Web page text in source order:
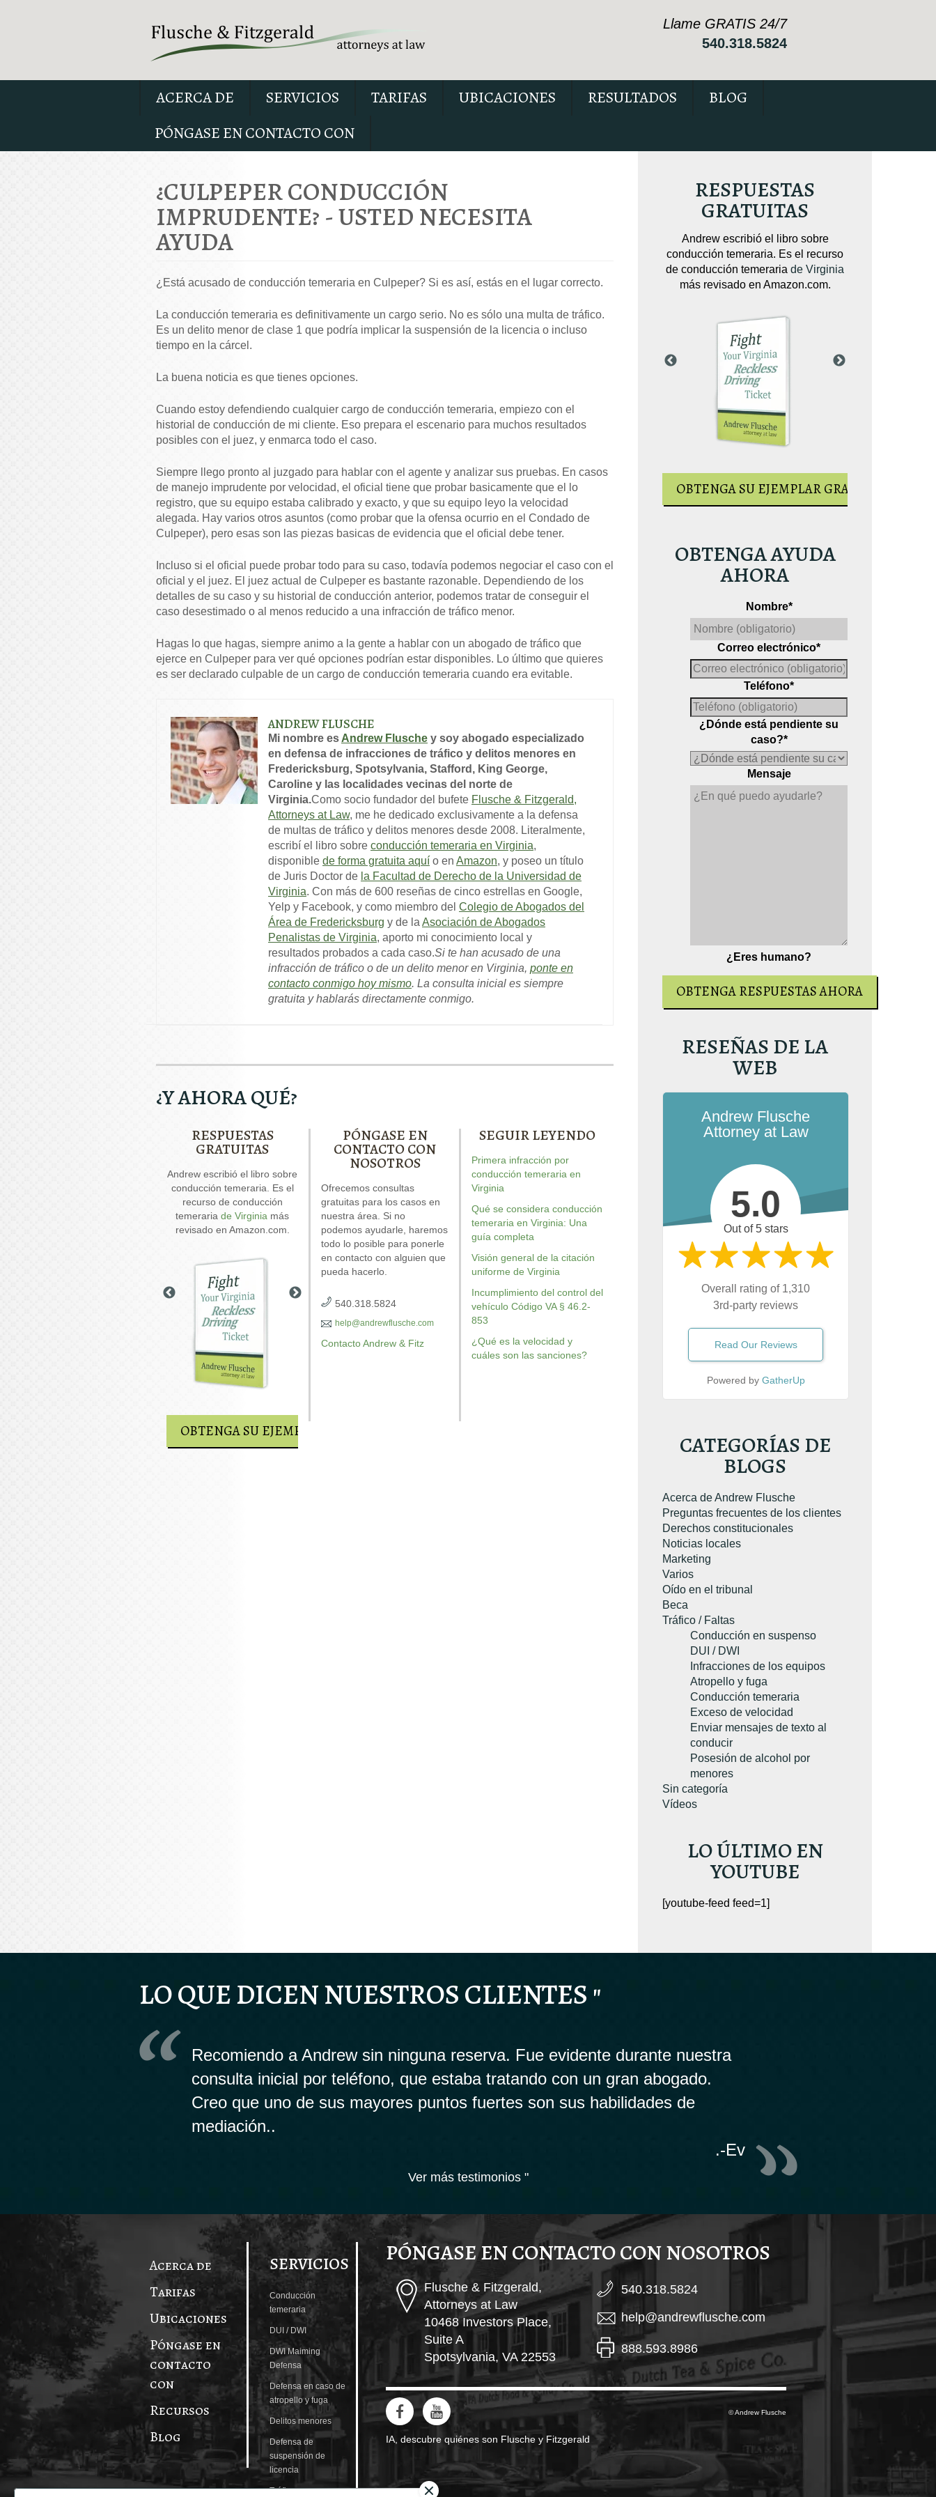
Llame GRATIS 24/7
540.318.5824
ACERCA DE SERVICIOS TARIFAS UBICACIONES RESULTADOS
BLOG
PÓNGASE EN CONTACTO CON
¿CULPEPER CONDUCCIÓN
IMPRUDENTE? - USTED NECESITA
AYUDA
¿Está acusado de conducción temeraria en Culpeper? Si es así, estás en el lugar correcto.
La conducción temeraria es definitivamente un cargo serio. No es sólo una multa de tráfico.
Es un delito menor de clase 1 que podría implicar la suspensión de la licencia o incluso
tiempo en la cárcel.
La buena noticia es que tienes opciones.
Cuando estoy defendiendo cualquier cargo de conducción temeraria, empiezo con el
historial de conducción de mi cliente. Eso prepara el escenario para muchos resultados
posibles con el juez, y enmarca todo el caso.
Siempre llego pronto al juzgado para hablar con el agente y analizar sus pruebas. En casos
de manejo imprudente por velocidad, el oficial tiene que probar basicamente que el lo
registro, que su equipo estaba calibrado y exacto, y que su equipo leyo la velocidad
alegada. Hay varios otros asuntos (como probar que la ofensa ocurrio en el Condado de
Culpeper), pero esas son las piezas basicas de evidencia que el oficial debe tener.
Incluso si el oficial puede probar todo para su caso, todavía podemos negociar el caso con el
oficial y el juez. El juez actual de Culpeper es bastante razonable. Dependiendo de los
detalles de su caso y su historial de conducción anterior, podemos tratar de conseguir el
caso desestimado o al menos reducido a una infracción de tráfico menor.
Hagas lo que hagas, siempre animo a la gente a hablar con un abogado de tráfico que
ejerce en Culpeper para ver qué opciones podrían estar disponibles. Lo último que quieres
es ser declarado culpable de un cargo de conducción temeraria cuando era evitable.
ANDREW FLUSCHE
Mi nombre es Andrew Flusche y soy abogado especializado
en defensa de infracciones de tráfico y delitos menores en
Fredericksburg, Spotsylvania, Stafford, King George,
Caroline y las localidades vecinas del norte de
Virginia.Como socio fundador del bufete Flusche & Fitzgerald,
Attorneys at Law, me he dedicado exclusivamente a la defensa
de multas de tráfico y delitos menores desde 2008. Literalmente,
escribí el libro sobre conducción temeraria en Virginia,
disponible de forma gratuita aquí o en Amazon, y poseo un título
de Juris Doctor de la Facultad de Derecho de la Universidad de
Virginia. Con más de 600 reseñas de cinco estrellas en Google,
Yelp y Facebook, y como miembro del Colegio de Abogados del
Área de Fredericksburg y de la Asociación de Abogados
Penalistas de Virginia, aporto mi conocimiento local y
resultados probados a cada caso.Si te han acusado de una
infracción de tráfico o de un delito menor en Virginia, ponte en
contacto conmigo hoy mismo. La consulta inicial es siempre
gratuita y hablarás directamente conmigo.
¿Y AHORA QUÉ?
RESPUESTAS
GRATUITAS
Andrew escribió el libro sobre
conducción temeraria. Es el
recurso de conducción
temeraria de Virginia más
revisado en Amazon.com.
OBTENGA SU EJEMPLAR GRATUITO
DWI. Está repleto de
respuestas para su caso.
Nuestro informe especial
sobre conducir con el
permiso suspendido explica
seis cuestiones críticas que
posiblemente se debatan en
su caso.
Andrew escribió el libro sobre
temeraria
revisado en Amazon.com.
OBTENGA SU EJEMPLAR GRATUITO
PÓNGASE EN
CONTACTO CON
NOSOTROS
Ofrecemos consultas
gratuitas para los casos en
nuestra área. Si no
podemos ayudarle, haremos
todo lo posible para ponerle
en contacto con alguien que
pueda hacerlo.
540.318.5824
help@andrewflusche.com
Contacto Andrew & Fitz
SEGUIR LEYENDO
Primera infracción por
conducción temeraria en
Virginia
Qué se considera conducción
temeraria en Virginia: Una
guía completa
Visión general de la citación
uniforme de Virginia
Incumplimiento del control del
vehículo Código VA § 46.2-
853
¿Qué es la velocidad y
cuáles son las sanciones?
RESPUESTAS
GRATUITAS
posiblemente se debatan en su caso.
Andrew escribió el libro sobre
conducción temeraria. Es el recurso
de conducción temeraria de Virginia
más revisado en Amazon.com.
OBTENGA SU EJEMPLAR GRATUITO
OBTENGA AYUDA
AHORA
Nombre*
Correo electrónico*
Teléfono*
¿Dónde está pendiente su
caso?*
Mensaje
¿Eres humano?
RESEÑAS DE LA
WEB
Andrew Flusche
Attorney at Law
5.0
Out of 5 stars
Overall rating of 1,310
3rd-party reviews
Read Our Reviews
Powered by GatherUp
CATEGORÍAS DE
BLOGS
Acerca de Andrew Flusche
Preguntas frecuentes de los clientes
Derechos constitucionales
Noticias locales
Marketing
Varios
Oído en el tribunal
Beca
Tráfico / Faltas
Conducción en suspenso
DUI / DWI
Infracciones de los equipos
Atropello y fuga
Conducción temeraria
Exceso de velocidad
Enviar mensajes de texto al
conducir
Posesión de alcohol por
menores
Sin categoría
Vídeos
LO ÚLTIMO EN
YOUTUBE
[youtube-feed feed=1]
LO QUE DICEN NUESTROS CLIENTES "
Recomiendo a Andrew sin ninguna reserva. Fue evidente durante nuestra
consulta inicial por teléfono, que estaba tratando con un gran abogado.
Creo que uno de sus mayores puntos fuertes son sus habilidades de
mediación..
.-Ev
Ver más testimonios "
Acerca de
Tarifas
Ubicaciones
Póngase en
contacto
con
Recursos
Blog
SERVICIOS
Conducción
temeraria
DUI / DWI
DWI Maiming
Defensa
Defensa en caso de
atropello y fuga
Delitos menores
Defensa de
suspensión de
licencia
Tráfico
PÓNGASE EN CONTACTO CON NOSOTROS
Flusche & Fitzgerald,
Attorneys at Law
10468 Investors Place,
Suite A
Spotsylvania, VA 22553
540.318.5824
help@andrewflusche.com
888.593.8986
© Andrew Flusche
IA, descubre quiénes son Flusche y Fitzgerald